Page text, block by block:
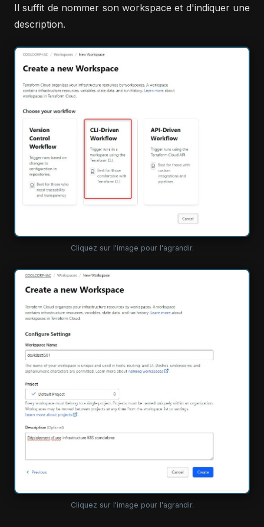
Il suffit de nommer son workspace et d'indiquer une
description.
Cliquez sur l'image pour l'agrandir.
Cliquez sur l'image pour l'agrandir.